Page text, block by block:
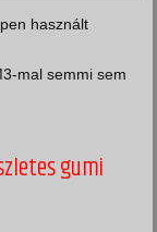
használt
mal semmi sem
gumi